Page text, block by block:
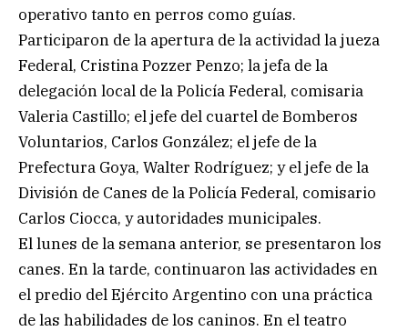
operativo tanto en perros como guías.
Participaron de la apertura de la actividad la jueza
Federal, Cristina Pozzer Penzo; la jefa de la
delegación local de la Policía Federal, comisaria
Valeria Castillo; el jefe del cuartel de Bomberos
Voluntarios, Carlos González; el jefe de la
Prefectura Goya, Walter Rodríguez; y el jefe de la
División de Canes de la Policía Federal, comisario
Carlos Ciocca, y autoridades municipales.
El lunes de la semana anterior, se presentaron los
canes. En la tarde, continuaron las actividades en
el predio del Ejército Argentino con una práctica
de las habilidades de los caninos. En el teatro